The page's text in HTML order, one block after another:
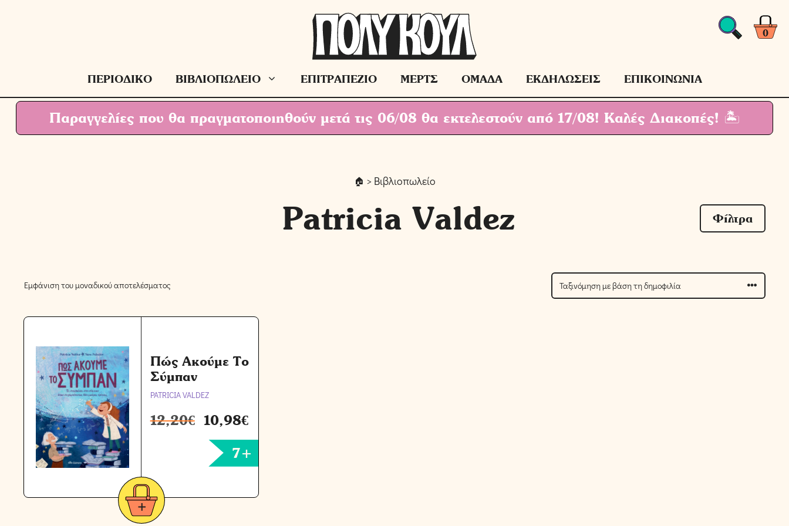
0
ΠΕΡΙΟΔΙΚΟ ΒΙΒΛΙΟΠΩΛΕΙΟ ΕΠΙΤΡΑΠΕΖΙΟ ΜΕΡΤΣ ΟΜΑΔΑ ΕΚΔΗΛΩΣΕΙΣ ΕΠΙΚΟΙΝΩΝΙΑ
Παραγγελίες που θα πραγματοποιηθούν μετά τις 06/08 θα εκτελεστούν από 17/08! Καλές Διακοπές! 🏝
> Βιβλιοπωλείο
Patricia Valdez Φίλτρα
Εμφάνιση του μοναδικού αποτελέσματος
Πώς Ακούμε Το
Σύμπαν
PATRICIA VALDEZ
12,20€ 10,98€
7+